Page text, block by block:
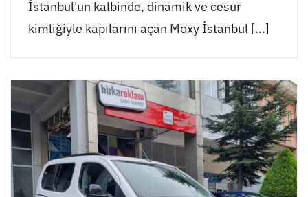
İstanbul'un kalbinde, dinamik ve cesur
kimliğiyle kapılarını açan Moxy İstanbul [...]